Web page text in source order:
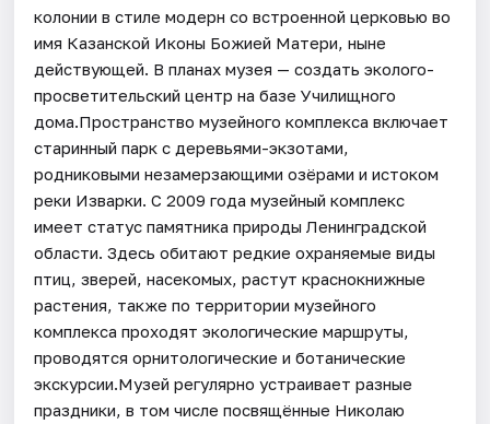
колонии в стиле модерн со встроенной церковью во
имя Казанской Иконы Божией Матери, ныне
действующей. В планах музея — создать эколого-
просветительский центр на базе Училищного
дома.Пространство музейного комплекса включает
старинный парк с деревьями-экзотами,
родниковыми незамерзающими озёрами и истоком
реки Изварки. С 2009 года музейный комплекс
имеет статус памятника природы Ленинградской
области. Здесь обитают редкие охраняемые виды
птиц, зверей, насекомых, растут краснокнижные
растения, также по территории музейного
комплекса проходят экологические маршруты,
проводятся орнитологические и ботанические
экскурсии.Музей регулярно устраивает разные
праздники, в том числе посвящённые Николаю